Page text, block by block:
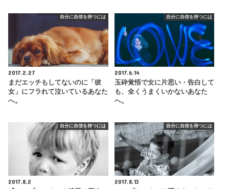
自分に自信を持つには
2017.2.27
まだエッチもしてないのに「彼
女」にフラれて泣いているあなた
へ。
自分に自信を持つには
2017.6.14
玉砕覚悟で女に片思い・告白して
も、全くうまくいかないあなた
へ。
自分に自信を持つには
2017.8.2
自分に自信を持つには
2017.8.13